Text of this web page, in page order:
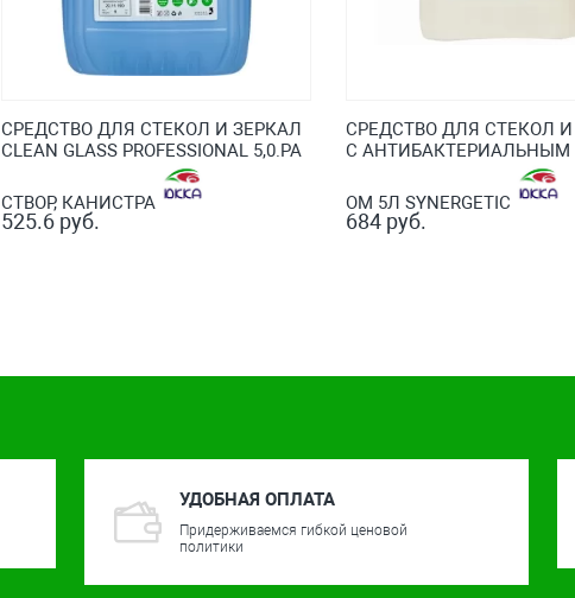
СРЕДСТВО ДЛЯ СТЕКОЛ И ЗЕРКАЛ
CLEAN GLASS PROFESSIONAL 5,0.РА
СТВОР, КАНИСТРА
525.6 руб.
СРЕДСТВО ДЛЯ СТЕКОЛ
С
ОМ 5Л SYNERGETIC
684 руб.
УДОБНАЯ ОПЛАТА
Придерживаемся гибкой ценовой
политики